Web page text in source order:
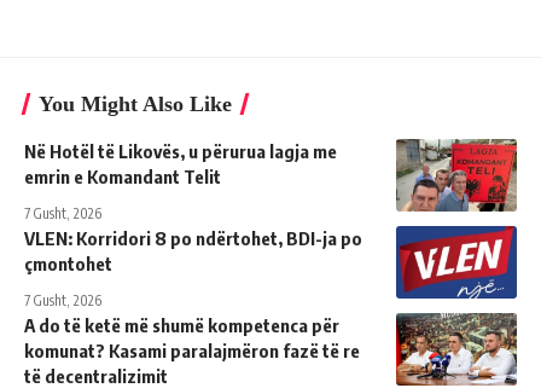
You Might Also Like
Në Hotël të Likovës, u përurua lagja me
emrin e Komandant Telit
7 Gusht, 2026
VLEN: Korridori 8 po ndërtohet, BDI-ja po
çmontohet
7 Gusht, 2026
A do të ketë më shumë kompetenca për
komunat? Kasami paralajmëron fazë të re
të decentralizimit